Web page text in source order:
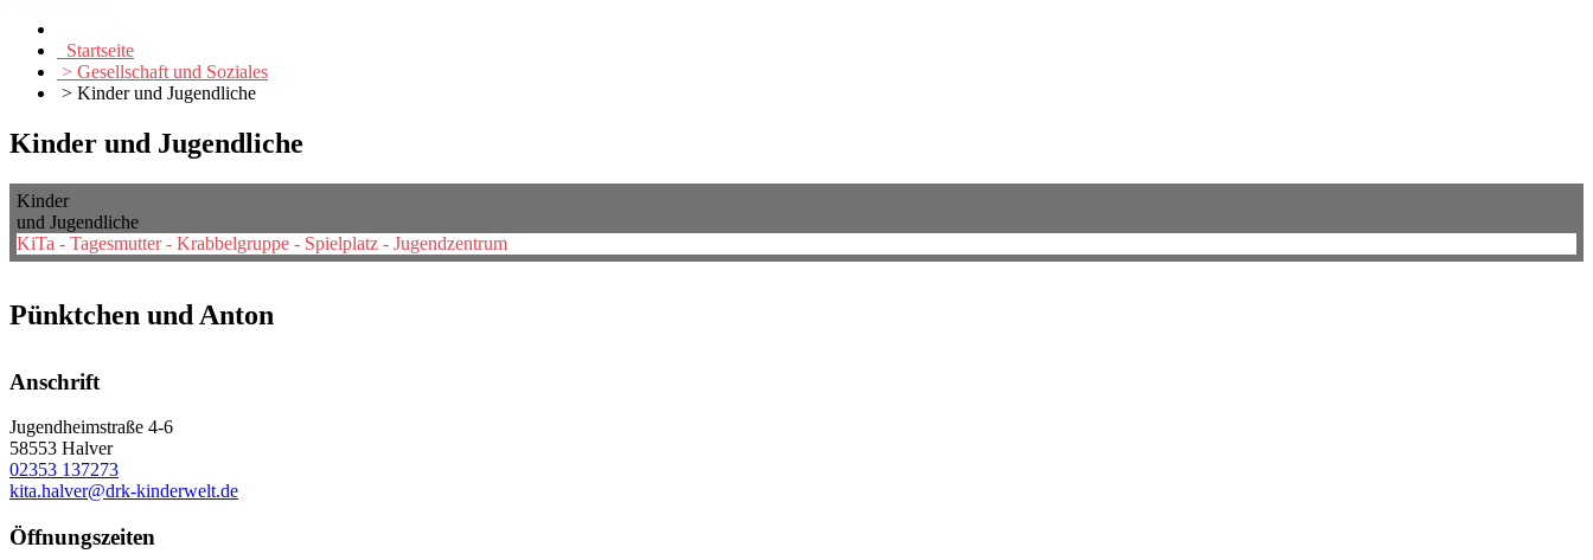
Startseite
> Gesellschaft und Soziales
> Kinder und Jugendliche
Kinder und Jugendliche
Kinder
und Jugendliche
KiTa - Tagesmutter - Krabbelgruppe - Spielplatz - Jugendzentrum
Pünktchen und Anton
Anschrift
Jugendheimstraße 4-6
58553 Halver
02353 137273
kita.halver@drk-kinderwelt.de
Öffnungszeiten